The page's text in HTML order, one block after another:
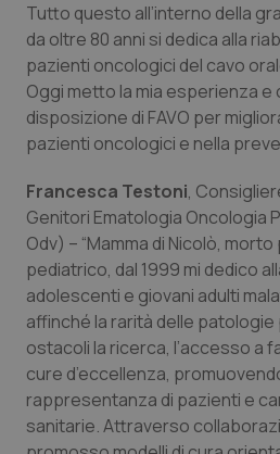
Tutto questo all’interno della
da oltre 80 anni si dedica alla
pazienti oncologici del cavo
Oggi metto la mia esperienza
disposizione di FAVO per
pazienti oncologici e nella
Francesca Testoni,
Genitori Ematologia Oncologia
Odv) – “Mamma di Nicolò,
pediatrico, dal 1999 mi dedico
adolescenti e giovani adulti
affinché la rarità delle
ostacoli la ricerca, l’accesso a
cure d’eccellenza,
rappresentanza di pazienti e
sanitarie. Attraverso
tracking-sites-ironfish-
tracking-enable
tracking-sites-ironfish-
session-id
_ga